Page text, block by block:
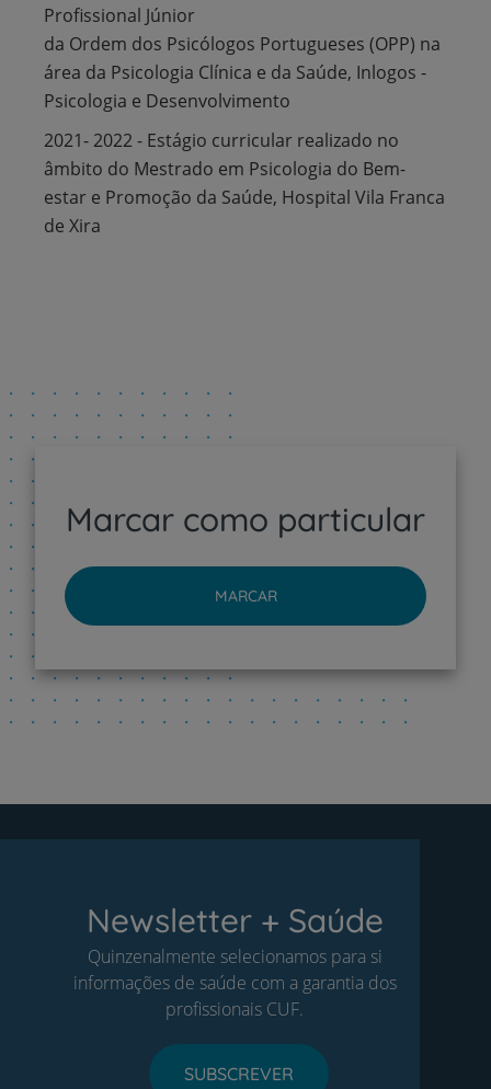
Profissional Júnior
da Ordem dos Psicólogos Portugueses (OPP) na
área da Psicologia Clínica e da Saúde, Inlogos -
Psicologia e Desenvolvimento
2021- 2022 - Estágio curricular realizado no
âmbito do Mestrado em Psicologia do Bem-
estar e Promoção da Saúde, Hospital Vila Franca
de Xira
Marcar como particular
MARCAR
Newsletter + Saúde
Quinzenalmente selecionamos para si
informações de saúde com a garantia dos
profissionais CUF.
SUBSCREVER